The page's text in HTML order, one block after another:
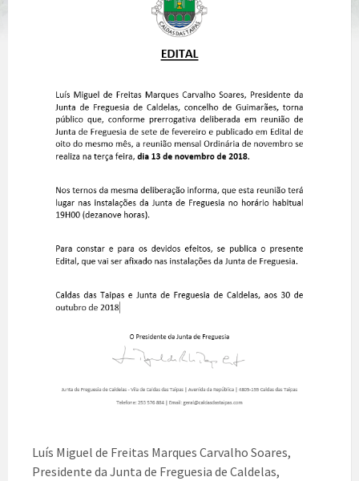
Luís Miguel de Freitas Marques Carvalho Soares,
Presidente da Junta de Freguesia de Caldelas,